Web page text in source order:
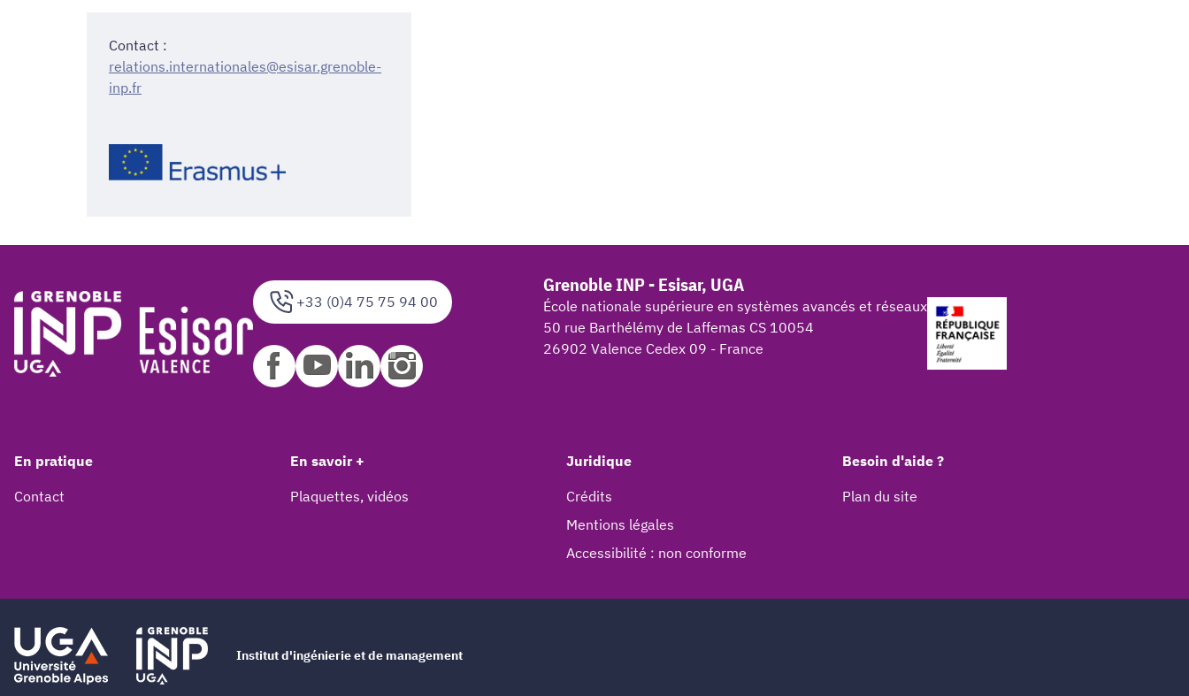
Contact :
relations.internationales@esisar.grenoble-
inp.fr
+33 (0)4 75 75 94 00
Grenoble INP - Esisar, UGA
École nationale supérieure en systèmes avancés et réseaux
50 rue Barthélémy de Laffemas CS 10054
26902 Valence Cedex 09 - France
En pratique
Contact
En savoir +
Plaquettes, vidéos
Juridique
Crédits
Mentions légales
Accessibilité : non conforme
Besoin d'aide ?
Plan du site
Institut d'ingénierie et de management